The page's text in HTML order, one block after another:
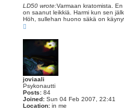
s
t
LD50 wrote:Varmaan kratomista.
on saanut leikkiä. Harmi kun sen
Höh, sullehan huono säkä on
p
joviaali
Psykonautti
Posts: 84
Joined: Sun 04 Feb 2007, 22:41
Location: in me